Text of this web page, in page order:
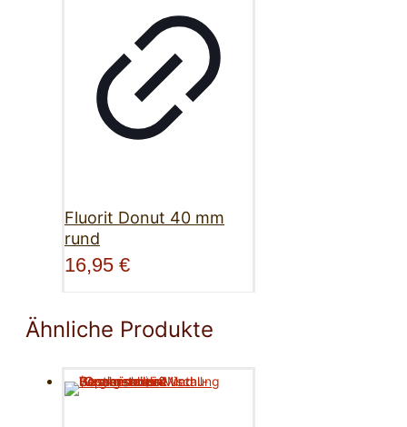
Fluorit Donut 40 mm
rund
16,95 €
Ähnliche Produkte